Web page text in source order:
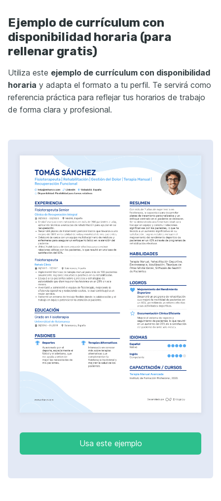
Ejemplo de currículum con
disponibilidad horaria (para
rellenar gratis)
Utiliza este ejemplo de currículum con disponibilidad
horaria y adapta el formato a tu perfil. Te servirá como
referencia práctica para reflejar tus horarios de trabajo
de forma clara y profesional.
Usa este ejemplo